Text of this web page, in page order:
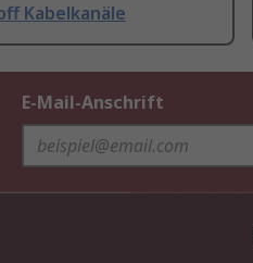
Kabelkanäle
E-Mail-Anschrift